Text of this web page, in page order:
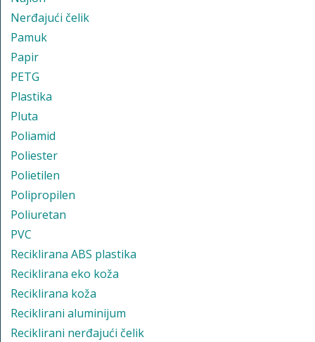
Nerđajući čelik
Pamuk
Papir
PETG
Plastika
Pluta
Poliamid
Poliester
Polietilen
Polipropilen
Poliuretan
PVC
Reciklirana ABS plastika
Reciklirana eko koža
Reciklirana koža
Reciklirani aluminijum
Reciklirani nerđajući čelik